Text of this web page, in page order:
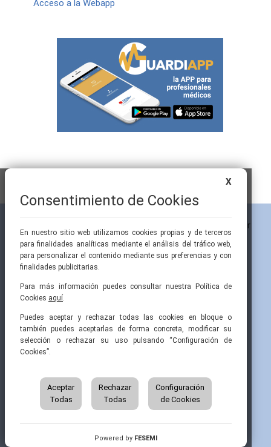
Acceso a la Webapp
Pintor Ribera, 3
28016 Madrid
91 519 70 80
91 519 70 81
semi@fesemi.org
femi@fesemi.org
ÁREA DE SOCIO
GRUPOS DE TRABAJO
AVISO LEGAL
AVISO PARA PACIENTES
FINANCIACIÓN
POLÍTICA DE COOKIES
X
Consentimiento de Cookies
En nuestro sitio web utilizamos cookies propias y de terceros
para finalidades analíticas mediante el análisis del tráfico web,
para personalizar el contenido mediante sus preferencias y con
finalidades publicitarias.
Para más información puedes consultar nuestra Política de
Cookies aquí
Puedes aceptar y rechazar todas las cookies en bloque o
también puedes aceptarlas de forma concreta, modificar su
selección o rechazar su uso pulsando “Configuración de
Cookies”.
Aceptar
Todas
Rechazar
Todas
Configuración
de Cookies
Powered by FESEMI